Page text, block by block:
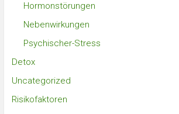
Hormonstörungen
Nebenwirkungen
Psychischer-Stress
Detox
Uncategorized
Risikofaktoren